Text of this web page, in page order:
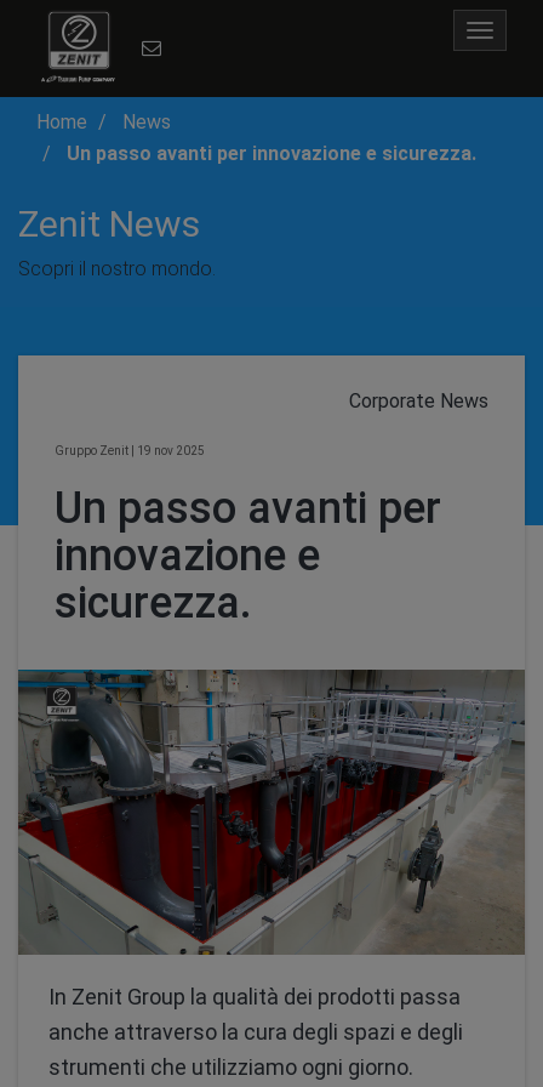
Toggle
Home
News
Un passo avanti per innovazione e sicurezza.
Zenit News
Scopri il nostro mondo.
Corporate News
Gruppo Zenit 19 nov 2025
Un passo avanti per
innovazione e
sicurezza.
In Zenit Group la qualità dei prodotti passa
anche attraverso la cura degli spazi e degli
strumenti che utilizziamo ogni giorno.